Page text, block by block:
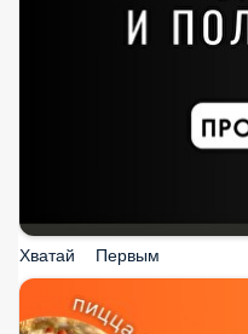
Хватай Первым